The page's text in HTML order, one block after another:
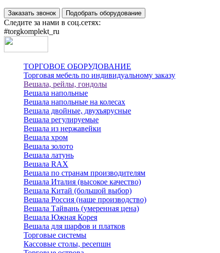
Заказать звонок Подобрать оборудование
Следите за нами в соц.сетях:
#torgkomplekt_ru
ТОРГОВОЕ ОБОРУДОВАНИЕ
Торговая мебель по индивидуальному заказу
Вешала, рейлы, гондолы
Вешала напольные
Вешала напольные на колесах
Вешала двойные, двухъярусные
Вешала регулируемые
Вешала из нержавейки
Вешала хром
Вешала золото
Вешала латунь
Вешала RAX
Вешала по странам производителям
Вешала Италия (высокое качество)
Вешала Китай (большой выбор)
Вешала Россия (наше производство)
Вешала Тайвань (умеренная цена)
Вешала Южная Корея
Вешала для шарфов и платков
Торговые системы
Кассовые столы, ресепшн